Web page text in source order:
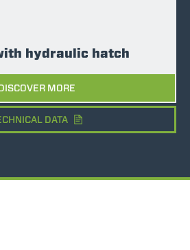
hydraulic hatch
MORE
DATA